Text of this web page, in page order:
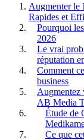
Augmenter le
Rapides et
Pourquoi
2026
Le vrai
réputation
Comment
business
Augmentez
AB Media
Étude de
Ce que